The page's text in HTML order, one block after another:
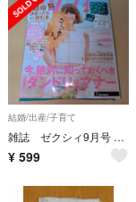
結婚/出産/子育て
雑誌 ゼクシィ9月号 付録ポーチ
¥ 599